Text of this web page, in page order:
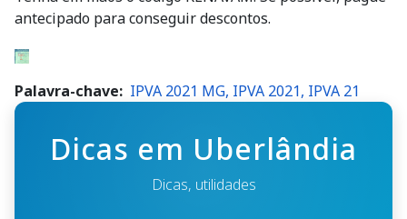
antecipado para conseguir descontos.
Palavra-chave IPVA 2021 MG, IPVA 2021, IPVA 21
Dicas em Uberlândia
Dicas, utilidades